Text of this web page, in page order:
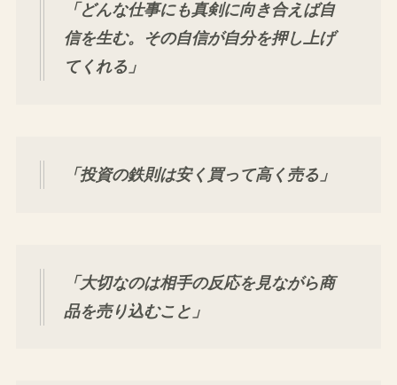
「どんな仕事にも真剣に向き合えば自
信を生む。その自信が自分を押し上げ
てくれる」
「投資の鉄則は安く買って高く売る」
「大切なのは相手の反応を見ながら商
品を売り込むこと」